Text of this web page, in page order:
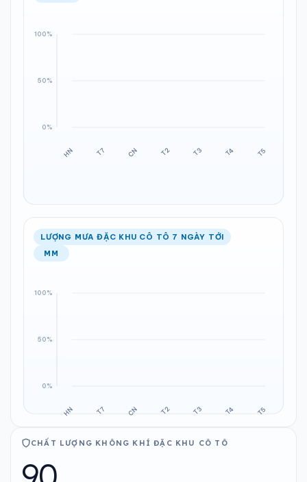
LƯỢNG MƯA ĐẶC KHU CÔ TÔ 7 NGÀY TỚI
MM
CHẤT LƯỢNG KHÔNG KHÍ ĐẶC KHU CÔ TÔ